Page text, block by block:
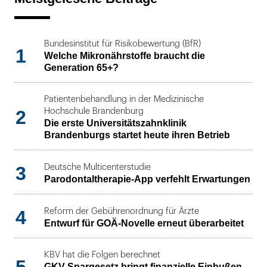
1
Bundesinstitut für Risikobewertung (BfR)
Welche Mikronährstoffe braucht die
Generation 65+?
2
Patientenbehandlung in der Medizinische
Hochschule Brandenburg
Die erste Universitätszahnklinik
Brandenburgs startet heute ihren Betrieb
3 Deutsche Multicenterstudie
Parodontaltherapie-App verfehlt Erwartungen
4 Reform der Gebührenordnung für Ärzte
Entwurf für GOÄ-Novelle erneut überarbeitet
KBV hat die Folgen berechnet